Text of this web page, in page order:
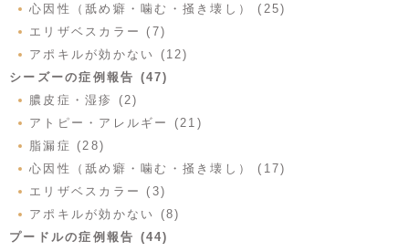
心因性（舐め癖・噛む・掻き壊し） (25)
エリザベスカラー (7)
アポキルが効かない (12)
シーズーの症例報告 (47)
膿皮症・湿疹 (2)
アトピー・アレルギー (21)
脂漏症 (28)
心因性（舐め癖・噛む・掻き壊し） (17)
エリザベスカラー (3)
アポキルが効かない (8)
プードルの症例報告 (44)